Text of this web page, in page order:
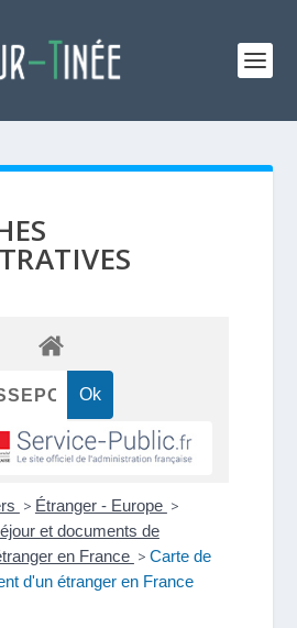
> Étranger - Europe >
et documents de
en France > Carte de
d'un étranger en France